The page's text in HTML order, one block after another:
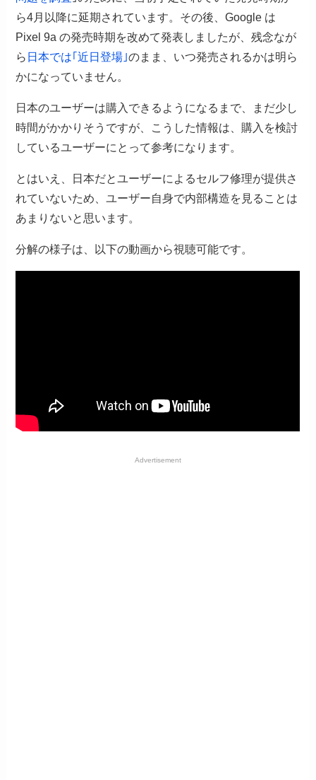
ら4月以降に延期されています。その後、Google は
Pixel 9a の発売時期を改めて発表しましたが、残念なが
ら 日本では｢近日登場｣のまま、いつ発売されるかは明ら
かになっていません。
日本のユーザーは購入できるようになるまで、まだ少し
時間がかかりそうですが、こうした情報は、購入を検討
しているユーザーにとって参考になります。
とはいえ、日本だとユーザーによるセルフ修理が提供さ
れていないため、ユーザー自身で内部構造を見ることは
あまりないと思います。
分解の様子は、以下の動画から視聴可能です。
Advertisement